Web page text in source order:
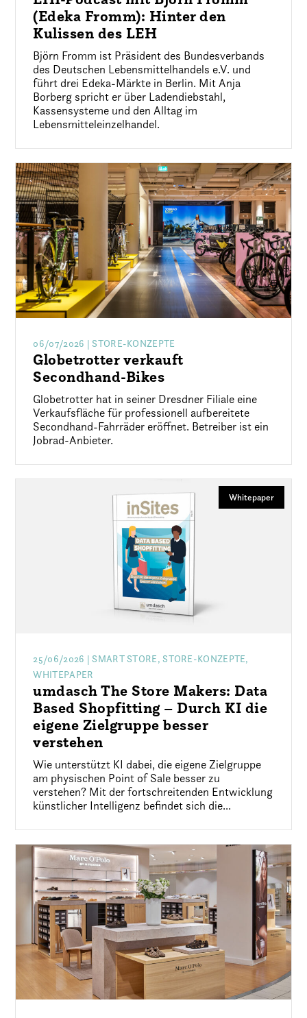
(Edeka Fromm): Hinter den
Kulissen des LEH
Björn Fromm ist Präsident des Bundesverbands
des Deutschen Lebensmittelhandels e.V. und
führt drei Edeka-Märkte in Berlin. Mit Anja
Borberg spricht er über Ladendiebstahl,
Kassensysteme und den Alltag im
Lebensmitteleinzelhandel.
06/07/2026 | STORE-KONZEPTE
Globetrotter verkauft
Secondhand-Bikes
Globetrotter hat in seiner Dresdner Filiale eine
Verkaufsfläche für professionell aufbereitete
Secondhand-Fahrräder eröffnet. Betreiber ist ein
Jobrad-Anbieter.
Whitepaper
25/06/2026 | SMART STORE, STORE-KONZEPTE,
WHITEPAPER
umdasch The Store Makers: Data
Based Shopfitting – Durch KI die
eigene Zielgruppe besser
verstehen
Wie unterstützt KI dabei, die eigene Zielgruppe
am physischen Point of Sale besser zu
verstehen? Mit der fortschreitenden Entwicklung
künstlicher Intelligenz befindet sich die...